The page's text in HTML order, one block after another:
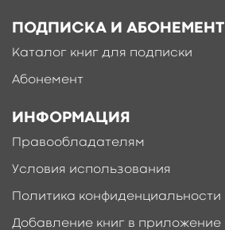
ПОДПИСКА И АБОНЕМЕНТ
Каталог книг для подписки
Абонемент
ИНФОРМАЦИЯ
Правообладателям
Условия использования
Политика конфиденциальности
Добавление книг в приложение